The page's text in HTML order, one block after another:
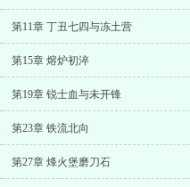
第11章 丁丑七四与冻土营
第15章 熔炉初淬
第19章 锐士血与未开锋
第23章 铁流北向
第27章 烽火堡磨刀石